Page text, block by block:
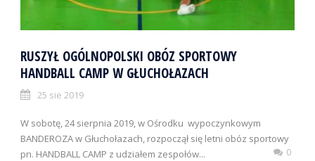
RUSZYŁ OGÓLNOPOLSKI OBÓZ SPORTOWY
HANDBALL CAMP W GŁUCHOŁAZACH
25 sie 2019
W sobotę, 24 sierpnia 2019, w Ośrodku wypoczynkowym
BANDEROZA w Głuchołazach, rozpoczął się letni obóz sportowy
pn. HANDBALL CAMP z udziałem zespołów...
0